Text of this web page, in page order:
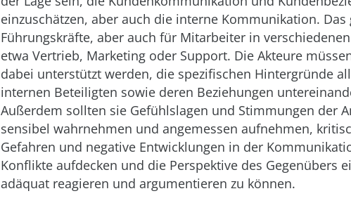
einzuschätzen, aber auch die interne Kommunikation.
Führungskräfte, aber auch für Mitarbeiter in
etwa Vertrieb, Marketing oder Support. Die Akteure
dabei unterstützt werden, die spezifischen Hintergründe
internen Beteiligten sowie deren Beziehungen
Außerdem sollten sie Gefühlslagen und Stimmungen der
sensibel wahrnehmen und angemessen aufnehmen,
Gefahren und negative Entwicklungen in der
Konflikte aufdecken und die Perspektive des Gegenübers
adäquat reagieren und argumentieren zu können.